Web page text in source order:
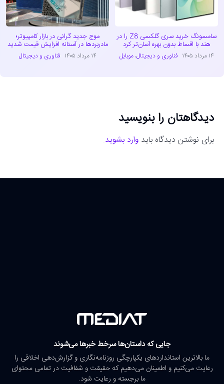
سامسونگ خرید سری گلکسی Z8 را در
هند با اقساط بدون بهره آسان‌تر کرد
۱۴ مرداد ۱۴۰۵ فناوری و دیجیتال،موبایل
موج جدید گرانی در بازار کامپیوتر؛
مادربردها در آستانه افزایش قیمت شدید
۱۴ مرداد ۱۴۰۵ فناوری و دیجیتال
دیدگاهتان را بنویسید
برای نوشتن دیدگاه باید وارد بشوید.
جایی که داستان‌ها سرخط خبرها می‌شوند
ما بالاترین استانداردهای یکپارچگی روزنامه‌نگاری و گزارش‌دهی اخلاقی را
رعایت می‌کنیم و اطمینان می‌دهیم که حقیقت و شفافیت در تمامی محتوای
ما برجسته و رعایت شود.